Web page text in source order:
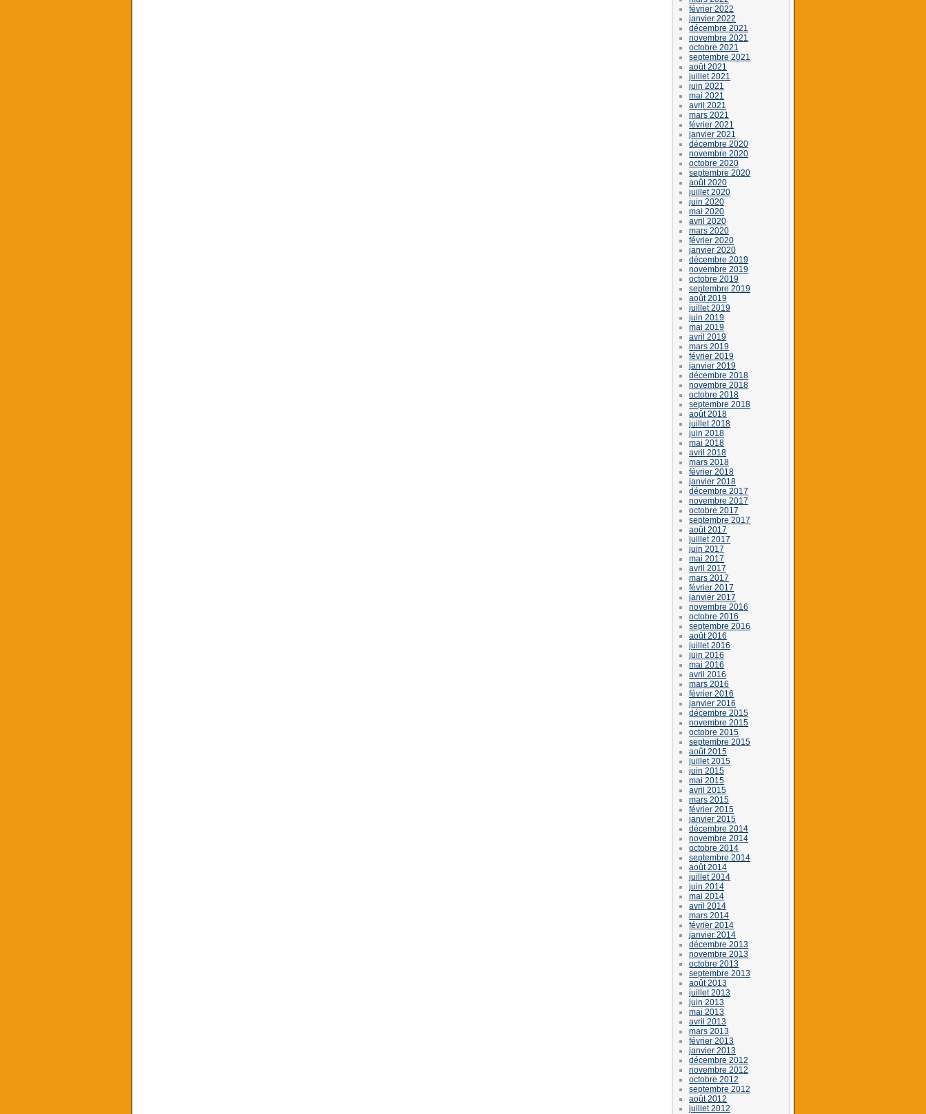
février 2022
janvier 2022
décembre 2021
novembre 2021
octobre 2021
septembre 2021
août 2021
juillet 2021
juin 2021
mai 2021
avril 2021
mars 2021
février 2021
janvier 2021
décembre 2020
novembre 2020
octobre 2020
septembre 2020
août 2020
juillet 2020
juin 2020
mai 2020
avril 2020
mars 2020
février 2020
janvier 2020
décembre 2019
novembre 2019
octobre 2019
septembre 2019
août 2019
juillet 2019
juin 2019
mai 2019
avril 2019
mars 2019
février 2019
janvier 2019
décembre 2018
novembre 2018
octobre 2018
septembre 2018
août 2018
juillet 2018
juin 2018
mai 2018
avril 2018
mars 2018
février 2018
janvier 2018
décembre 2017
novembre 2017
octobre 2017
septembre 2017
août 2017
juillet 2017
juin 2017
mai 2017
avril 2017
mars 2017
février 2017
janvier 2017
novembre 2016
octobre 2016
septembre 2016
août 2016
juillet 2016
juin 2016
mai 2016
avril 2016
mars 2016
février 2016
janvier 2016
décembre 2015
novembre 2015
octobre 2015
septembre 2015
août 2015
juillet 2015
juin 2015
mai 2015
avril 2015
mars 2015
février 2015
janvier 2015
décembre 2014
novembre 2014
octobre 2014
septembre 2014
août 2014
juillet 2014
juin 2014
mai 2014
avril 2014
mars 2014
février 2014
janvier 2014
décembre 2013
novembre 2013
octobre 2013
septembre 2013
août 2013
juillet 2013
juin 2013
mai 2013
avril 2013
mars 2013
février 2013
janvier 2013
décembre 2012
novembre 2012
octobre 2012
septembre 2012
août 2012
juillet 2012